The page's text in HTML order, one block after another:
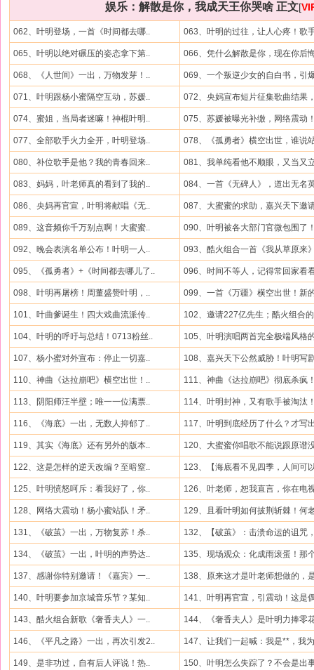
娱乐：解散是你，我成天王你哭啥 正文[
062、叶明登场，一首《时间都去哪.. 063、叶明的过往，让人心疼！歌
065、叶明以绝对碾压的姿态拿下第.. 066、凭什么解散是你，现在你后
068、《人世间》一出，万物发芽！.. 069、一个叛逆少女的自白书，引
071、叶明跟杨小蜜隔空互动，苏媛.. 072、央妈宣布短片征集歌曲结果
074、蜜姐，当局者迷嘛！神棍叶明.. 075、苏媛被曝光补缴，网络震动
077、全部歌手火力全开，叶明登场.. 078、《孤勇者》横空出世，谁说
080、补位歌手是他？我的青春回来.. 081、我单纯看他不顺眼，又当又
083、妈妈，叶老师真的看到了我的.. 084、一首《无碑人》，道出无名
086、央妈再官宣，叶明将献唱《无.. 087、大蜜蜜的求助，嘉兴天下邀
089、这音频你千万别点啊！大蜜蜜.. 090、叶明被各大部门官微包围了
092、晚会表演名单公布！叶明一人.. 093、酷火组合一首《我从草原来
095、《孤勇者》+《时间都去哪儿了.. 096、时间不等人，记得常回家看
098、叶明再屠榜！周董盛赞叶明，.. 099、一首《万疆》横空出世！新
101、叶曲爹诞生！四大戏曲流派传.. 102、邀请227亿先生；酷火组合
104、叶明的呼吁与总结！0713粉丝.. 105、叶明演唱两首完全极端风格
107、杨小蜜对外宣布：停止一切嘉.. 108、嘉兴天下公然威胁！叶明写
110、神曲《达拉崩吧》横空出世！.. 111、神曲《达拉崩吧》彻底杀疯
113、阴阳师汪半壁；唯一一位满票.. 114、叶明封神，又有歌手被淘汰
116、《海底》一出，无数人抑郁了.. 117、叶明到底经历了什么？才写
119、其实《海底》还有另外的版本.. 120、大蜜蜜你唱歌不能说跟原谱
122、这是怎样的逆天改编？至暗窒.. 123、【海底看不见四季，人间可
125、叶明愤怒呵斥：看我好了，你.. 126、叶老师，恕我直言，你在电
128、网络大震动！杨小蜜站队！矛.. 129、且看叶明如何披荆斩棘！何
131、《破茧》一出，万物复苏！杀.. 132、【破茧》：击溃命运的诅咒
134、《破茧》一出，叶明的声势达.. 135、现场观众：化成雨滚蛋！那
137、感谢你特别邀请！《嘉宾》一.. 138、原来这才是叶老师想做的，
140、叶明要参加京城音乐节？某知.. 141、叶明再官宣，引震动！这是
143、酷火组合新歌《奢香夫人》一.. 144、《奢香夫人》是叶明力捧零
146、《平凡之路》一出，再次引发2.. 147、让我们一起喊：我是**，我
149、是非功过，自有后人评说！热.. 150、叶明怎么失踪了？不会是出